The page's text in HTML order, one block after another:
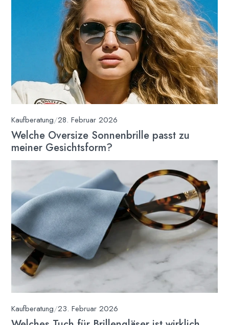
Kaufberatung/28. Februar 2026
Welche Oversize Sonnenbrille passt zu
meiner Gesichtsform?
Kaufberatung/23. Februar 2026